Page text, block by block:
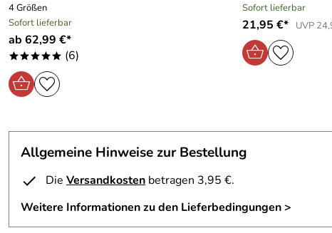
4 Größen
Sofort lieferbar
ab 62,99 €*
***** (6)
Sofort lieferbar
21,95 €* UVP
Allgemeine Hinweise zur Bestellung
Die Versandkosten betragen 3,95 €.
Weitere Informationen zu den Lieferbedingungen >